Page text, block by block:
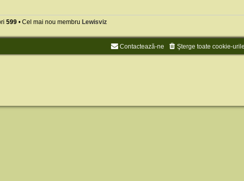
599• Cel mai nou membru Lewisviz
Şterge toate cookie-
Contactează-ne